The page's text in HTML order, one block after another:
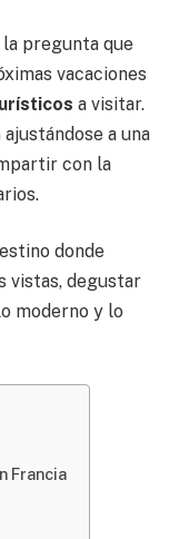
la pregunta que
vacaciones
a visitar.
a una
con la
donde
vistas, degustar
moderno y lo
Francia